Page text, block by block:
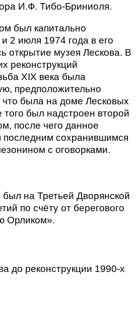
И.Ф. Тибо-Бриниоля.
был капитально
2 июля 1974 года в его
открытие музея Лескова. В
реконструкций
XIX века была
предположительно
была на доме Лесковых
был надстроен второй
после чего данное
последним сохранившимся
с оговорками.
на Третьей Дворянской
по счёту от берегового
Орликом».
до реконструкции 1990-х